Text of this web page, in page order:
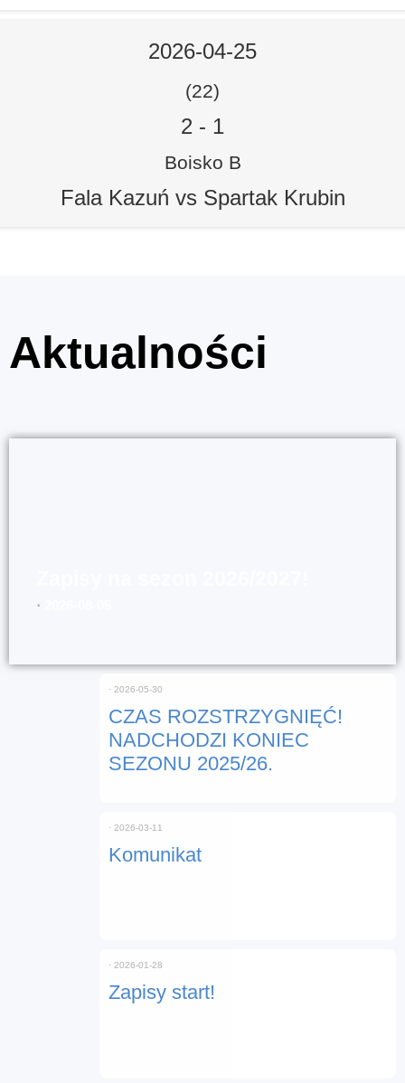
2026-04-25
(22)
2 - 1
Boisko B
Fala Kazuń vs Spartak Krubin
Aktualności
⋅
CZAS ROZSTRZYGNIĘĆ!
NADCHODZI KONIEC
SEZONU 2025/26.
⋅ 2026-05-30
Komunikat
⋅ 2026-03-11
Zapisy start!
⋅ 2026-01-28